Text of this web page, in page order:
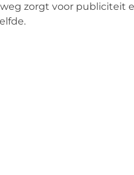
zorgt voor publiciteit